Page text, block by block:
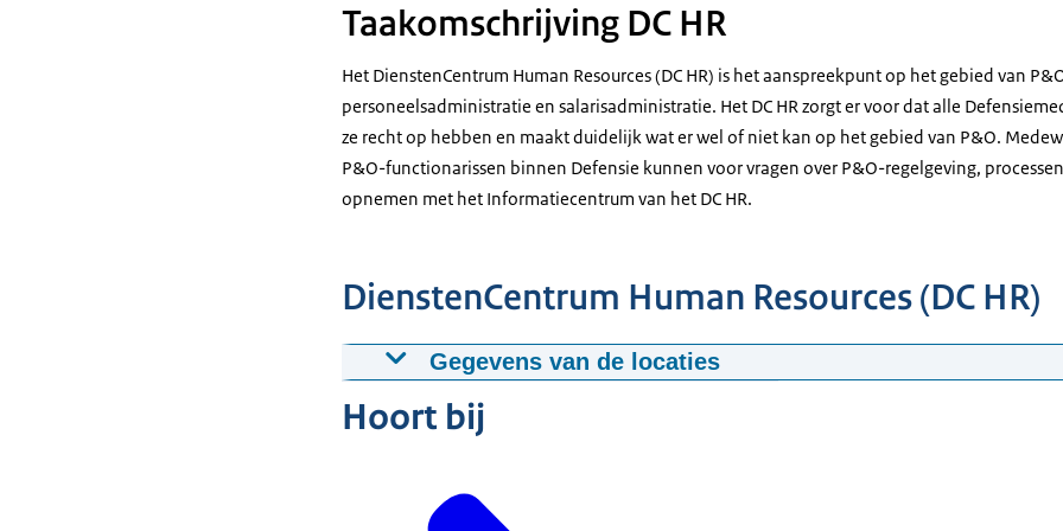
Taakomschrijving DC HR
Het DienstenCentrum Human Resources (DC HR) is het aanspreekpunt op het gebied van
personeelsadministratie en salarisadministratie. Het DC HR zorgt er voor dat alle
ze recht op hebben en maakt duidelijk wat er wel of niet kan op het gebied van P&O.
P&O-functionarissen binnen Defensie kunnen voor vragen over P&O-regelgeving,
opnemen met het Informatiecentrum van het DC HR.
DienstenCentrum Human Resources (DC HR)
Gegevens van de locaties
Hoort bij